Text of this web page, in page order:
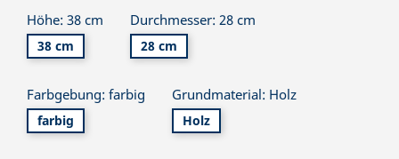
Höhe: 38 cm
38 cm
Durchmesser: 28 cm
28 cm
Farbgebung: farbig
farbig
Grundmaterial: Holz
Holz